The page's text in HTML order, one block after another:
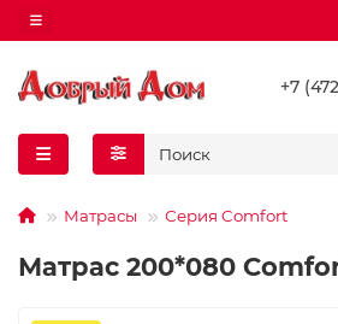
+7
Матрасы Серия Comfort
Матрас 200*080